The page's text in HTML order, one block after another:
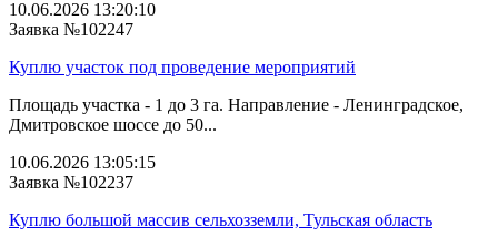
10.06.2026 13:20:10
Заявка №102247
Куплю участок под проведение мероприятий
Площадь участка - 1 до 3 га. Направление - Ленинградское,
Дмитровское шоссе до 50...
10.06.2026 13:05:15
Заявка №102237
Куплю большой массив сельхозземли, Тульская область